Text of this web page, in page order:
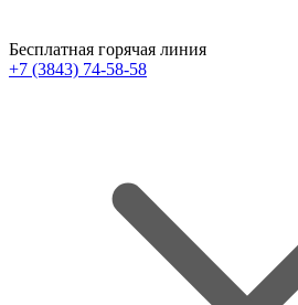
Бесплатная горячая линия
+7 (3843) 74-58-58